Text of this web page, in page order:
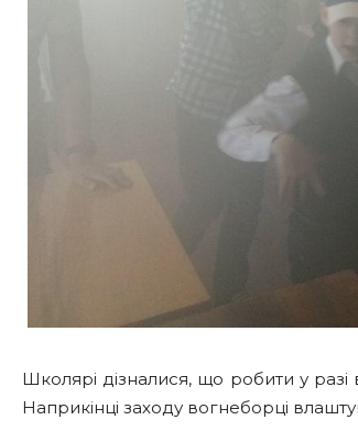
Школярі дізналися, що робити у
Наприкінці заходу вогнеборці